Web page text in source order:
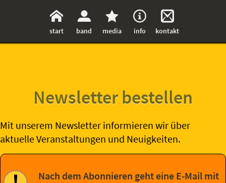
start band media info kontakt
Newsletter bestellen
Mit unserem Newsletter informieren wir über
aktuelle Veranstaltungen und Neuigkeiten.
Nach dem Abonnieren geht eine E-Mail mit